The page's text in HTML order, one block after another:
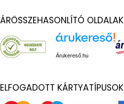
ÁRÖSSZEHASONLÍTÓ OLDALAK
Árukereső.hu
ELFOGADOTT KÁRTYATÍPUSOK